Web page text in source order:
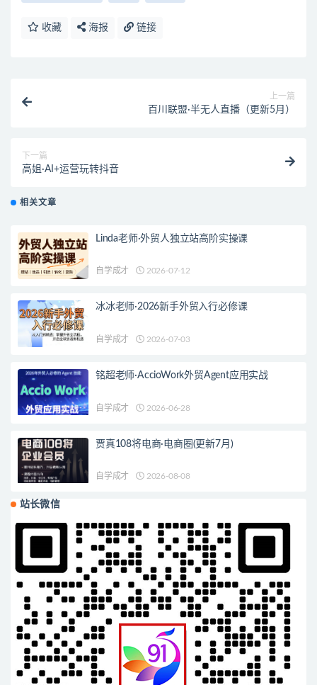
收藏 海报 链接
上一篇
百川联盟·半无人直播（更新5月）
下一篇
高姐·AI+运营玩转抖音
相关文章
Linda老师·外贸人独立站高阶实操课
自学成才 2026-07-12
冰冰老师·2026新手外贸入行必修课
自学成才 2026-07-03
铭超老师·AccioWork外贸Agent应用实战
自学成才 2026-06-28
贾真108将电商·电商圈(更新7月)
自学成才 2026-08-08
站长微信